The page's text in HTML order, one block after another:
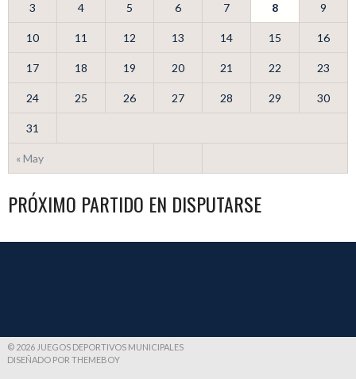
« May
3 4 5 6 7 8 9
10 11 12 13 14 15 16
17 18 19 20 21 22 23
24 25 26 27 28 29 30
31
PRÓXIMO PARTIDO EN DISPUTARSE
© 2026 JUEGOS DEPORTIVOS MUNICIPALES
DISEÑADO POR THEMEBOY